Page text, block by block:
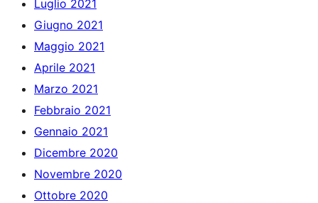
Luglio 2021
Giugno 2021
Maggio 2021
Aprile 2021
Marzo 2021
Febbraio 2021
Gennaio 2021
Dicembre 2020
Novembre 2020
Ottobre 2020